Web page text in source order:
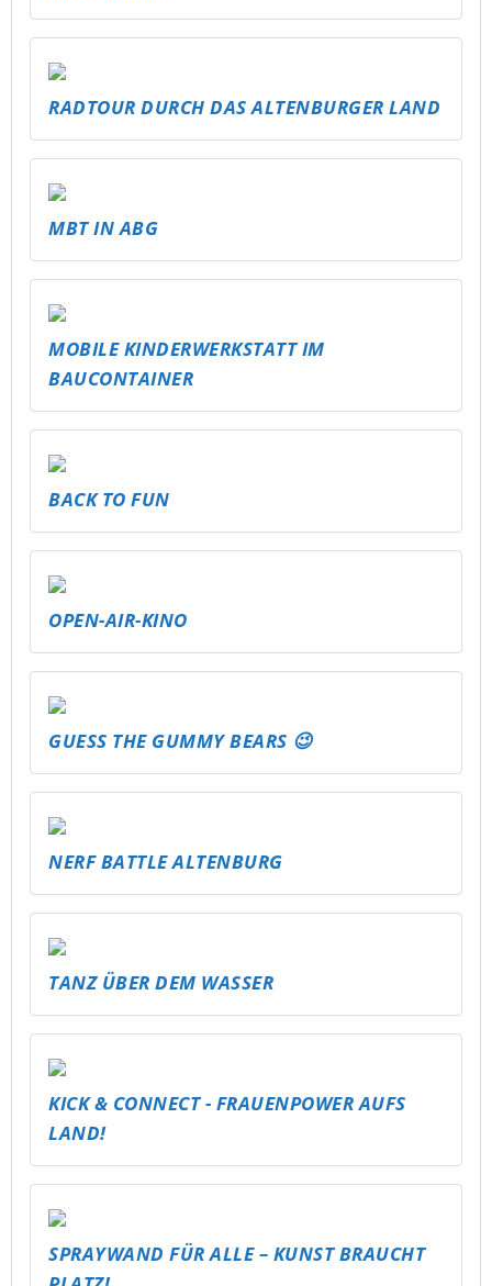
RADTOUR DURCH DAS ALTENBURGER LAND
MBT IN ABG
MOBILE KINDERWERKSTATT IM
BAUCONTAINER
BACK TO FUN
OPEN-AIR-KINO
GUESS THE GUMMY BEARS 😉
NERF BATTLE ALTENBURG
TANZ ÜBER DEM WASSER
KICK & CONNECT - FRAUENPOWER AUFS
LAND!
SPRAYWAND FÜR ALLE – KUNST BRAUCHT